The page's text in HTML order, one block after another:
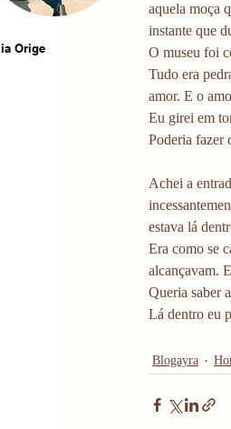
aquela moça
instante que
O museu foi
Tudo era
amor. E o
Eu girei em
Poderia fazer
Achei a
estava lá
Era como se
alcançavam.
Queria saber
Lá dentro eu
Blogayra
Orige